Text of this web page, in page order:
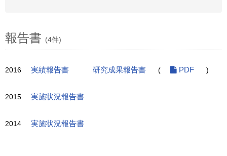
報告書 (4件)
2016 実績報告書 研究成果報告書 ( PDF )
2015 実施状況報告書
2014 実施状況報告書